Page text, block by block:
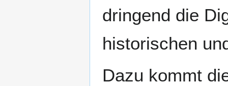
dringend die
historischen
Dazu kommt